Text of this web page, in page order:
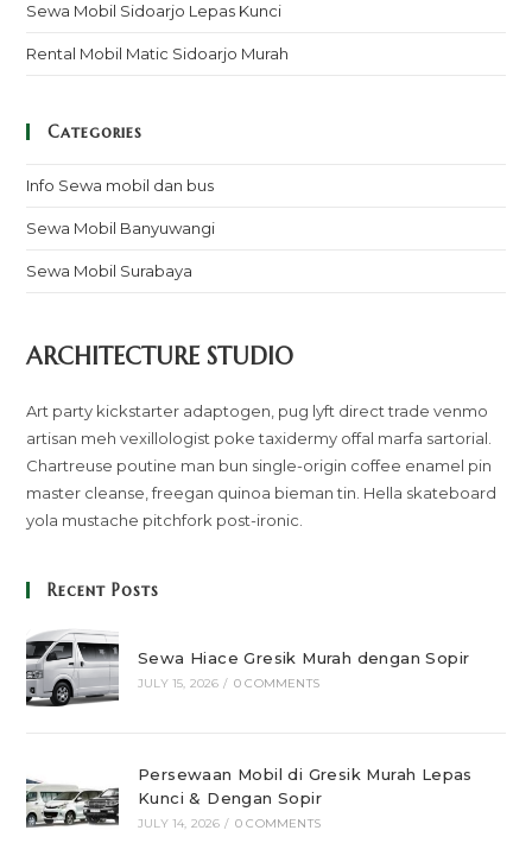
Sewa Mobil Sidoarjo Lepas Kunci
Rental Mobil Matic Sidoarjo Murah
Categories
Info Sewa mobil dan bus
Sewa Mobil Banyuwangi
Sewa Mobil Surabaya
ARCHITECTURE STUDIO
Art party kickstarter adaptogen, pug lyft direct trade venmo
artisan meh vexillologist poke taxidermy offal marfa sartorial.
Chartreuse poutine man bun single-origin coffee enamel pin
master cleanse, freegan quinoa bieman tin. Hella skateboard
yola mustache pitchfork post-ironic.
Recent Posts
Sewa Hiace Gresik Murah dengan Sopir
JULY 15, 2026 / 0 COMMENTS
Persewaan Mobil di Gresik Murah Lepas
Kunci & Dengan Sopir
JULY 14, 2026 / 0 COMMENTS